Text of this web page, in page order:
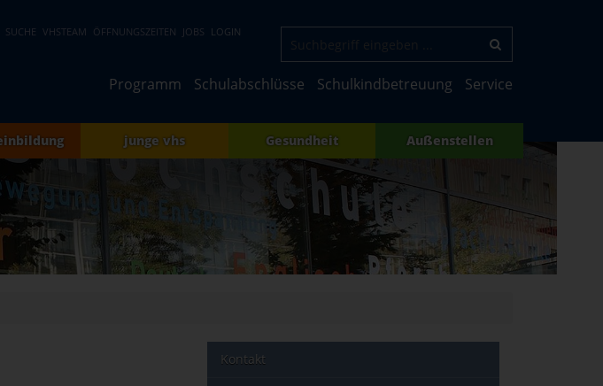
SUCHE VHSTEAM ÖFFNUNGSZEITEN JOBS LOGIN
Programm Schulabschlüsse Schulkindbetreuung Service
junge vhs Gesundheit Außenstellen
Kontakt